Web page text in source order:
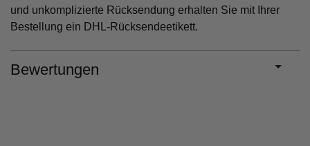
und unkomplizierte Rücksendung erhalten Sie mit Ihrer
Bestellung ein DHL-Rücksendeetikett.
Bewertungen